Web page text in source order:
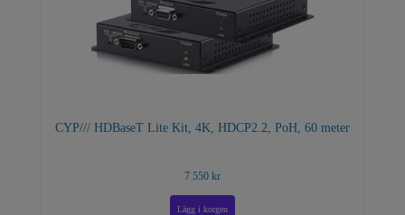
CYP/// HDBaseT Lite Kit, 4K, HDCP2.2, PoH, 60 meter
7 550 kr